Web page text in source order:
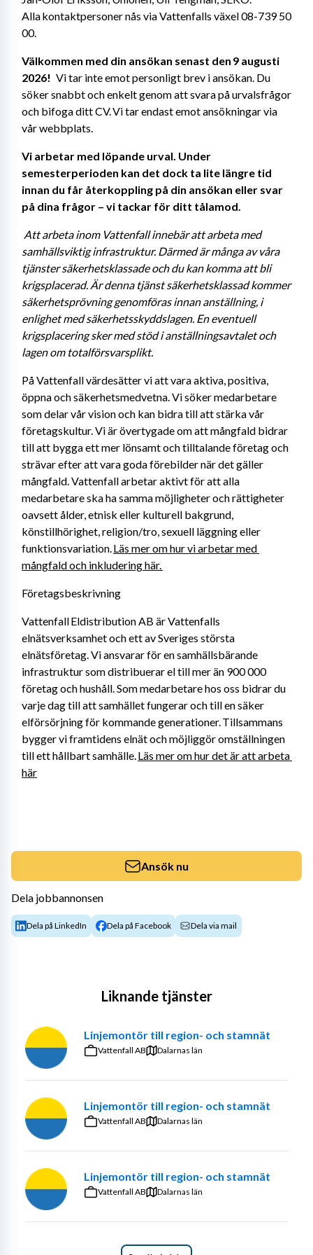
Alla kontaktpersoner nås via Vattenfalls växel 08-739 50
00.
Välkommen med din ansökan senast den 9 augusti
2026! Vi tar inte emot personligt brev i ansökan. Du
söker snabbt och enkelt genom att svara på urvalsfrågor
och bifoga ditt CV. Vi tar endast emot ansökningar via
vår webbplats.
Vi arbetar med löpande urval. Under
semesterperioden kan det dock ta lite längre tid
innan du får återkoppling på din ansökan eller svar
på dina frågor – vi tackar för ditt tålamod.
Att arbeta inom Vattenfall innebär att arbeta med
samhällsviktig infrastruktur. Därmed är många av våra
tjänster säkerhetsklassade och du kan komma att bli
krigsplacerad. Är denna tjänst säkerhetsklassad kommer
säkerhetsprövning genomföras innan anställning, i
enlighet med säkerhetsskyddslagen. En eventuell
krigsplacering sker med stöd i anställningsavtalet och
lagen om totalförsvarsplikt.
På Vattenfall värdesätter vi att vara aktiva, positiva,
öppna och säkerhetsmedvetna. Vi söker medarbetare
som delar vår vision och kan bidra till att stärka vår
företagskultur. Vi är övertygade om att mångfald bidrar
till att bygga ett mer lönsamt och tilltalande företag och
strävar efter att vara goda förebilder när det gäller
mångfald. Vattenfall arbetar aktivt för att alla
medarbetare ska ha samma möjligheter och rättigheter
oavsett ålder, etnisk eller kulturell bakgrund,
könstillhörighet, religion/tro, sexuell läggning eller
funktionsvariation. Läs mer om hur vi arbetar med
mångfald och inkludering här.
Företagsbeskrivning
Vattenfall Eldistribution AB är Vattenfalls
elnätsverksamhet och ett av Sveriges största
elnätsföretag. Vi ansvarar för en samhällsbärande
infrastruktur som distribuerar el till mer än 900 000
företag och hushåll. Som medarbetare hos oss bidrar du
varje dag till att samhället fungerar och till en säker
elförsörjning för kommande generationer. Tillsammans
bygger vi framtidens elnät och möjliggör omställningen
till ett hållbart samhälle. Läs mer om hur det är att arbeta
här
Ansök nu
Dela jobbannonsen
Dela på LinkedIn Dela på Facebook Dela via mail
Liknande tjänster
Linjemontör till region- och stamnät
Vattenfall AB Dalarnas län
Linjemontör till region- och stamnät
Vattenfall AB Dalarnas län
Linjemontör till region- och stamnät
Vattenfall AB Dalarnas län